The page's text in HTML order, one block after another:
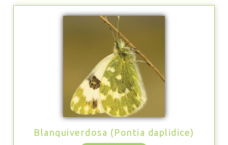
Blanquiverdosa (Pontia daplidice)